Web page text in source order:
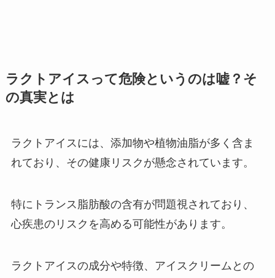
ラクトアイスって危険というのは嘘？そ
の真実とは
ラクトアイスには、添加物や植物油脂が多く含ま
れており、その健康リスクが懸念されています。
特にトランス脂肪酸の含有が問題視されており、
心疾患のリスクを高める可能性があります。
ラクトアイスの成分や特徴、アイスクリームとの